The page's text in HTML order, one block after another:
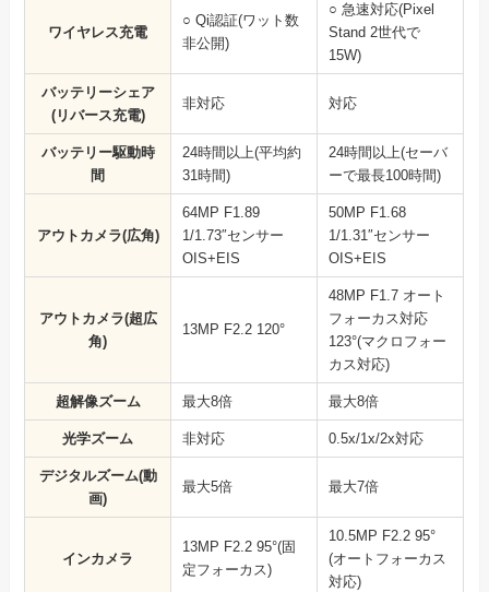
ワイヤレス充電
○ Qi認証(ワット数
非公開)
○ 急速対応(Pixel
Stand 2世代で
15W)
バッテリーシェア
(リバース充電)
非対応 対応
バッテリー駆動時
間
24時間以上(平均約
31時間)
24時間以上(セーバ
ーで最長100時間)
アウトカメラ(広角)
64MP F1.89
1/1.73″センサー
OIS+EIS
50MP F1.68
1/1.31″センサー
OIS+EIS
アウトカメラ(超広
角)
13MP F2.2 120°
48MP F1.7 オート
フォーカス対応
123°(マクロフォー
カス対応)
超解像ズーム 最大8倍 最大8倍
光学ズーム 非対応 0.5x/1x/2x対応
デジタルズーム(動
画)
最大5倍 最大7倍
インカメラ
13MP F2.2 95°(固
定フォーカス)
10.5MP F2.2 95°
(オートフォーカス
対応)